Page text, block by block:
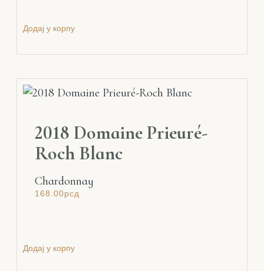
Додај у корпу
2018 Domaine Prieuré-
Roch Blanc
Chardonnay
168.00рсд
Додај у корпу